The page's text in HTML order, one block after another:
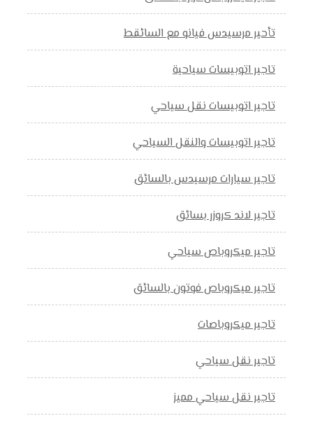
تأحير مرسيدس فيانو مع السائقط
تاجير اتوبيسات سياحية
تاجير اتوبيسات نقل سياحي
تاجير اتوبيسات والنقل السياحي
تاجير سيارات مرسيدس بالسائق
تاجير لاند كروزر بسائق
تاجير ميكروباص سياحي
تاجير ميكروباص فوتون بالسائق
تاجير ميكروباصات
تاجير نقل سياحي
تاجير نقل سياحي مميز